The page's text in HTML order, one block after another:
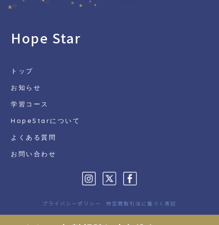
Hope Star
トップ
お知らせ
学習コース
HopeStarについて
よくある質問
お問い合わせ
プライバシーポリシー 特定商取引法に基づく表記